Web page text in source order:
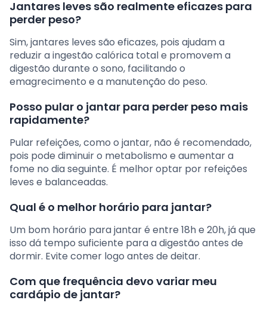
Jantares leves são realmente eficazes para
perder peso?
Sim, jantares leves são eficazes, pois ajudam a
reduzir a ingestão calórica total e promovem a
digestão durante o sono, facilitando o
emagrecimento e a manutenção do peso.
Posso pular o jantar para perder peso mais
rapidamente?
Pular refeições, como o jantar, não é recomendado,
pois pode diminuir o metabolismo e aumentar a
fome no dia seguinte. É melhor optar por refeições
leves e balanceadas.
Qual é o melhor horário para jantar?
Um bom horário para jantar é entre 18h e 20h, já que
isso dá tempo suficiente para a digestão antes de
dormir. Evite comer logo antes de deitar.
Com que frequência devo variar meu
cardápio de jantar?